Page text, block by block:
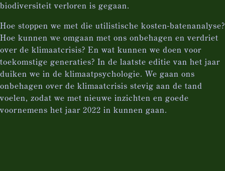
biodiversiteit verloren is gegaan.
Hoe stoppen we met die utilistische kosten-batenanalyse?
Hoe kunnen we omgaan met ons onbehagen en verdriet
over de klimaatcrisis? En wat kunnen we doen voor
toekomstige generaties? In de laatste editie van het jaar
duiken we in de klimaatpsychologie. We gaan ons
onbehagen over de klimaatcrisis stevig aan de tand
voelen, zodat we met nieuwe inzichten en goede
voornemens het jaar 2022 in kunnen gaan.